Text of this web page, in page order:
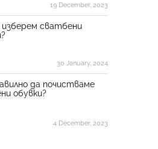
19 December, 2023
изберем сватбени
30 January, 2024
да почистваме
обувки?
4 December, 2023